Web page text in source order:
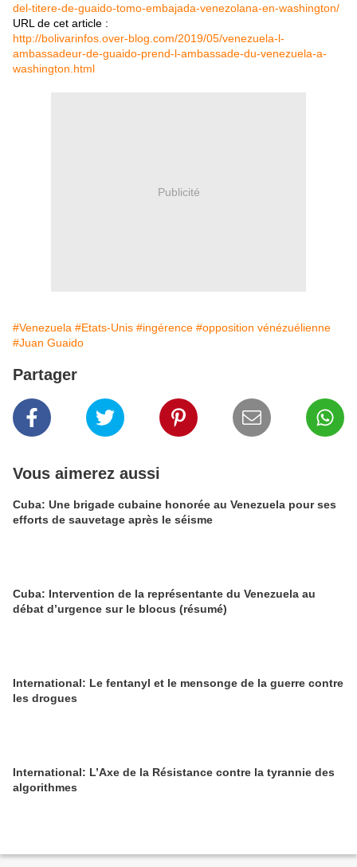
del-titere-de-guaido-tomo-embajada-venezolana-en-washington/
URL de cet article :
http://bolivarinfos.over-blog.com/2019/05/venezuela-l-
ambassadeur-de-guaido-prend-l-ambassade-du-venezuela-a-
washington.html
Publicité
#Venezuela #Etats-Unis #ingérence #opposition vénézuélienne
#Juan Guaido
Partager
Vous aimerez aussi
Cuba: Une brigade cubaine honorée au Venezuela pour ses
efforts de sauvetage après le séisme
Cuba: Intervention de la représentante du Venezuela au
débat d’urgence sur le blocus (résumé)
International: Le fentanyl et le mensonge de la guerre contre
les drogues
International: L’Axe de la Résistance contre la tyrannie des
algorithmes